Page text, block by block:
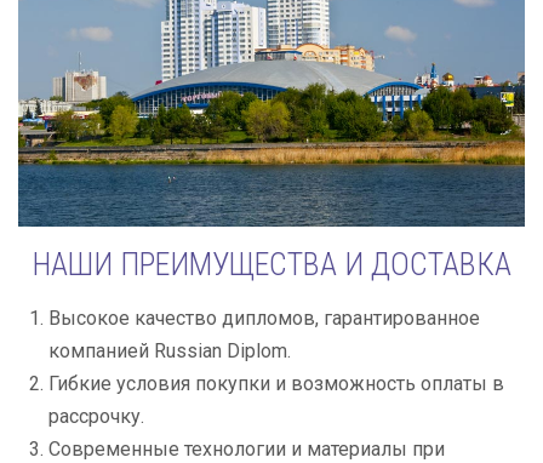
НАШИ ПРЕИМУЩЕСТВА И ДОСТАВКА
Высокое качество дипломов, гарантированное
компанией Russian Diplom.
Гибкие условия покупки и возможность оплаты в
рассрочку.
Современные технологии и материалы при